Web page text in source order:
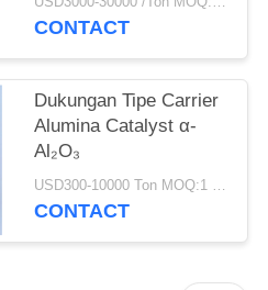
CONTACT
Dukungan Tipe Carrier
Alumina Catalyst α-
Al₂O₃
USD300-10000 Ton MOQ:1 KG
CONTACT